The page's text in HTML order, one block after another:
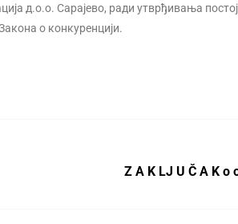
д.о.о. Сарајево, ради утврђивања
о конкуренцији.
Z A K LJ U Č A K